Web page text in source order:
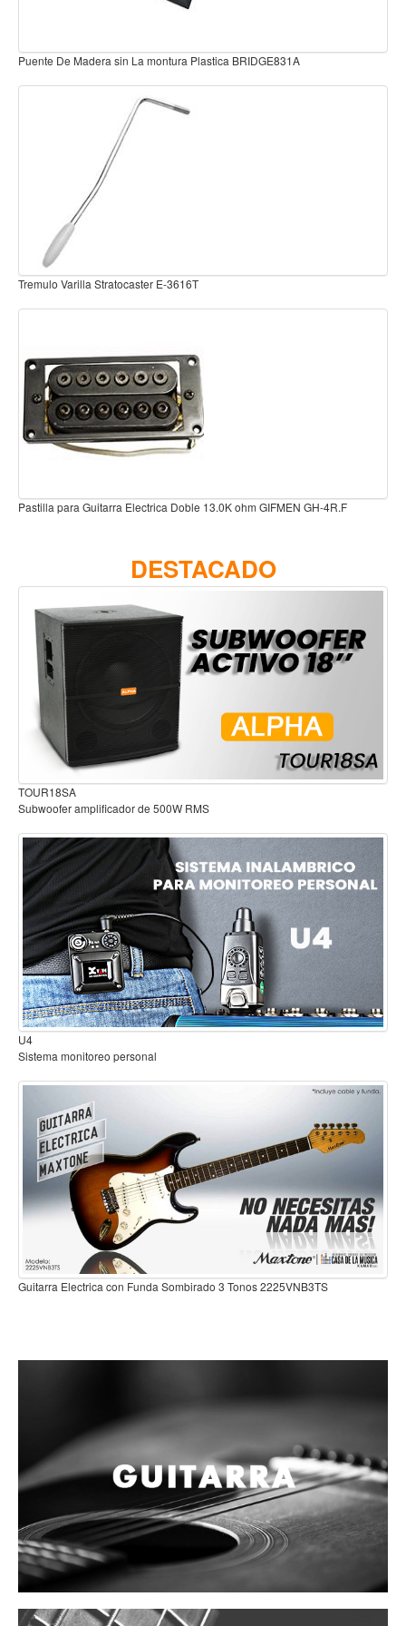
Electrica
Pergaminos
Baquetas y mazos
Redoblantes
Pedestal para platillo
Pedestal para Hi-Hat
Pedestal para redoblante
Herrajes
Accesorios
Teclado
Teclado Digital
Sintetizadores
Amplificadores
Accesorios
Arco
Violin
Viola
Cello
Contrabajo
Fundas y estuches
Accesorios
Cuerdas
Viento
Acordeón y concertinas
Armonica
Clarinete
Cornetas y cornos
Trompeta
Tuba
Otros instrumentos de viento
Cañuelas
Mantenimiento y cuidado
Fajas y soportes
Accesorios
Percusión Latina
Tambores
Redoblantes
Bombos
Kalimba
Xilófonos y liras
Puente De Madera sin La montura Plastica BRIDGE831A
Tremulo Varilla Stratocaster E-3616T
Pastilla para Guitarra Electrica Doble 13.0K ohm GIFMEN GH-4R.F
DESTACADO
TOUR18SA
Subwoofer amplificador de 500W RMS
U4
Sistema monitoreo personal
Guitarra Electrica con Funda Sombirado 3 Tonos 2225VNB3TS